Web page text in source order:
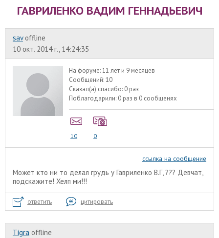
ГАВРИЛЕНКО ВАДИМ ГЕННАДЬЕВИЧ
sav offline
10 окт. 2014 г., 14:24:35
На форуме:11 лет и 9 месяцев
Сообщений:10
Сказал(а) спасибо: 0 раз
Поблагодарили: 0 раз в 0 сообщенях
10 0
ссылка на сообщение
Может кто ни то делал грудь у Гавриленко В.Г, ??? Девчат,
подскажите! Хелп ми!!!
ответить цитировать
Tigra offline